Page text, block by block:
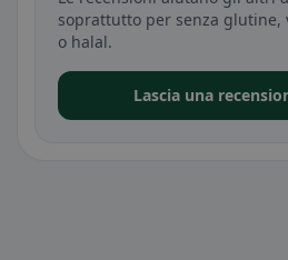
soprattutto per senza glutine,
o halal.
Lascia una